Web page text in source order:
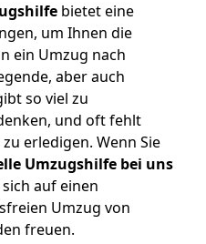
bietet eine
um Ihnen die
ein Umzug nach
aber auch
so viel zu
und oft fehlt
erledigen. Wenn Sie
Umzugshilfe bei uns
auf einen
Umzug von
freuen.